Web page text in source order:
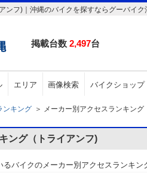
ンフ)｜沖縄のバイクを探すならグーバイク
掲載台数 2,497台
エリア 画像検索 バイクショップ
ンキング ＞ メーカー別アクセスランキング
ング（トライアンフ)
バイクのメーカー別アクセスランキン